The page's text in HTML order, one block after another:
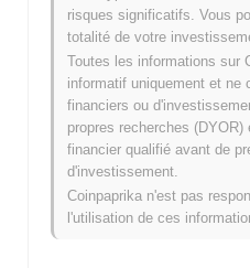
Plus Haut Historique (ATH) :
Plus Bas Historique (ATL) :
XAI Finance se négocie
son ATH .
Comment XAI Finance
marché crypto plus
Au cours des 7 derniers jours,
sous-performant le marché
risques significatifs. Vous
totalité de votre
Toutes les informations sur
informatif uniquement et ne
financiers ou
propres recherches
financier qualifié avant de
d'investissement.
Coinpaprika n'est pas
l'utilisation de ces